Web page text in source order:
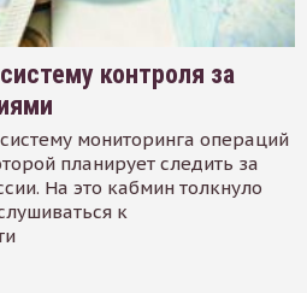
контроля за
мониторинга операций
планирует следить за
На это кабмин толкнуло
к